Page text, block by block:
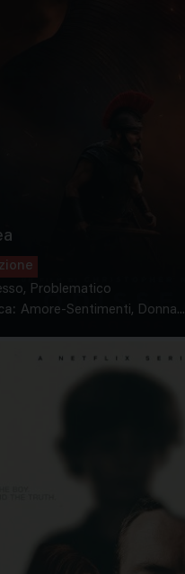
Problematico
Amore-Sentimenti, Donna...